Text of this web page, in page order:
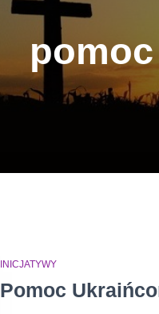
INICJATYWY
Pomoc